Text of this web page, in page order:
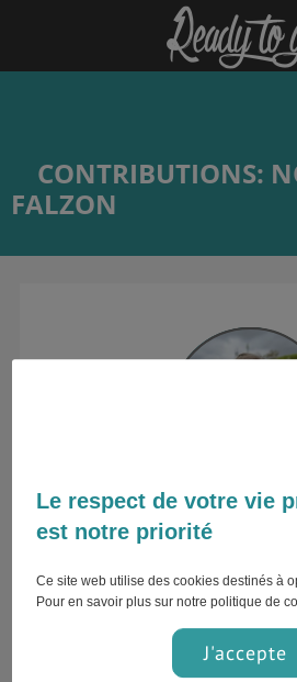
CONTRIBUTIONS:
FALZON
Noémie Falzon
2 contributions
Le respect de votre vie
est notre priorité
Ce site web utilise des cookies destinés à
Pour en savoir plus sur notre politique de
J'accepte